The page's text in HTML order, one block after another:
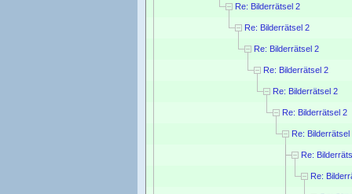
Re: Bilderrätsel 2
Re: Bilderrätsel 2
Re: Bilderrätsel 2
Re: Bilderrätsel 2
Re: Bilderrätsel 2
Re: Bilderrätsel 2
Re: Bilderrätsel
Re:
Re: